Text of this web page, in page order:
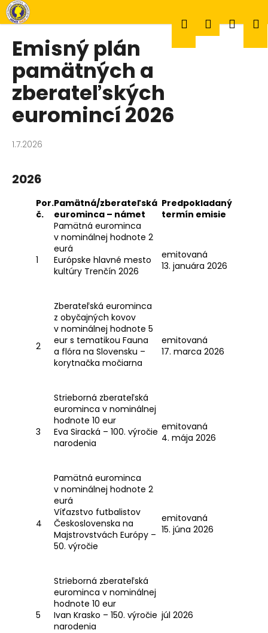
Prejsť
na
obsah
Hľadať
Emisný plán
pamätných a
zberateľských
euromincí 2026
1.7.2026
2026
Por.
č.
Pamätná/zberateľská
eurominca – námet
Predpokladaný
termín emisie
1
Pamätná eurominca
v nominálnej hodnote 2
eurá
Európske hlavné mesto
kultúry Trenčín 2026
emitovaná
13. januára 2026
2
Zberateľská eurominca
z obyčajných kovov
v nominálnej hodnote 5
eur s tematikou Fauna
a flóra na Slovensku –
korytnačka močiarna
emitovaná
17. marca 2026
3
Strieborná zberateľská
eurominca v nominálnej
hodnote 10 eur
Eva Siracká – 100. výročie
narodenia
emitovaná
4. mája 2026
4
Pamätná eurominca
v nominálnej hodnote 2
eurá
Víťazstvo futbalistov
Československa na
Majstrovstvách Európy –
50. výročie
emitovaná
15. júna 2026
5
Strieborná zberateľská
eurominca v nominálnej
hodnote 10 eur
Ivan Krasko – 150. výročie
narodenia
júl 2026
K
o
Č
o
p
o
t
r
b
u
HĽADAŤ